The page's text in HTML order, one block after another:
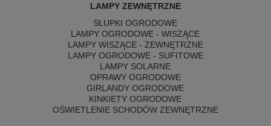
LAMPY ZEWNĘTRZNE
SŁUPKI OGRODOWE
LAMPY OGRODOWE - WISZĄCE
LAMPY WISZĄCE - ZEWNĘTRZNE
LAMPY OGRODOWE - SUFITOWE
LAMPY SOLARNE
OPRAWY OGRODOWE
GIRLANDY OGRODOWE
KINKIETY OGRODOWE
OŚWIETLENIE SCHODÓW ZEWNĘTRZNE